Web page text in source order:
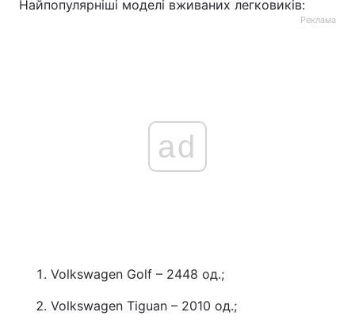
Найпопулярніші моделі вживаних легковиків:
Реклама
ad
Volkswagen Golf – 2448 од.;
Volkswagen Tiguan – 2010 од.;